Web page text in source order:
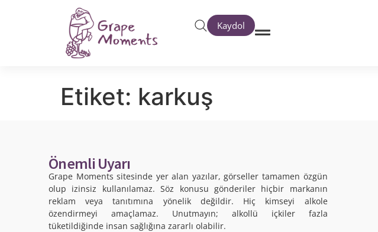
Kaydol
Etiket: karkuş
Önemli Uyarı
Grape Moments sitesinde yer alan yazılar, görseller tamamen özgün
olup izinsiz kullanılamaz. Söz konusu gönderiler hiçbir markanın
reklam veya tanıtımına yönelik değildir. Hiç kimseyi alkole
özendirmeyi amaçlamaz. Unutmayın; alkollü içkiler fazla
tüketildiğinde insan sağlığına zararlı olabilir.